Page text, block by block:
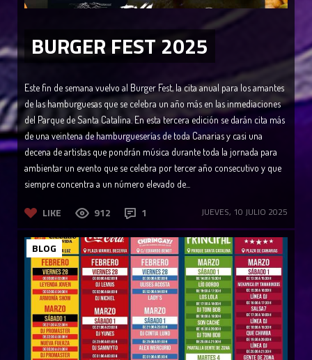
BURGER FEST 2025
Este fin de semana vuelvo al Burger Fest, la cita anual para los amantes
de las hamburguesas que se celebra un año más en las inmediaciones
del Parque de Santa Catalina. En esta tercera edición se darán cita más
de una veintena de hamburgueserías de toda Canarias y casi una
decena de artistas que pondrán música durante toda la jornada para
ambientar un evento que se celebra por tercer año consecutivo y que
siempre concentra a un número elevado de...
LIKE 912 1 JUEVES, 10 JULIO 2025
BLOG